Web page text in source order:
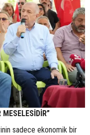
sadece ekonomik bir